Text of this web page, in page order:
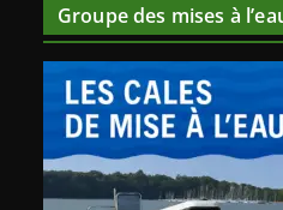
Groupe des mises à